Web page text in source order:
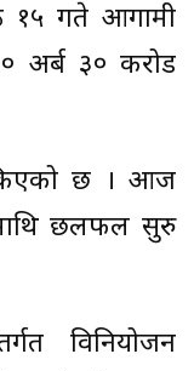
१५ गते आगामी
अर्ब ३० करोड
छ । आज
छलफल सुरु
विनियोजन